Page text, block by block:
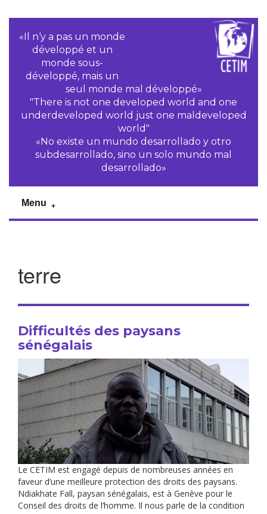
«Il n‘y a pas un monde
développé et un
monde sous-
développé, mais un
seul monde mal développé»
"There is not one developed world and one
underdeveloped world just one maldeveloped
world"
«No existe un mundo desarrollado y otro
subdesarrollado, sino un solo mundo mal
desarrollado»
Menu
terre
Difficultés des paysans
sénégalais
Le CETIM est engagé depuis de nombreuses années en
faveur d’une meilleure protection des droits des paysans.
Ndiakhate Fall, paysan sénégalais, est à Genève pour le
Conseil des droits de l’homme. Il nous parle de la condition